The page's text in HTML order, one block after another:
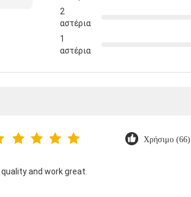
Εικόνα βαθμολόγησης
5
αστέρια
4
1
αστέρια